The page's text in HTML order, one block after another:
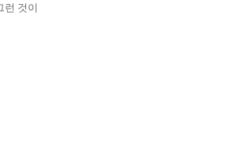
런 것이